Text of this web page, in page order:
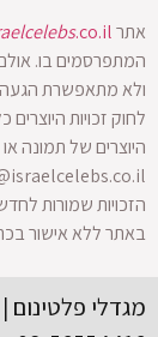
אתר.co.il
המתפרסמים בו.
לחוק זכויות
היוצרים של תמונה
הזכויות שמורות
באתר ללא אישור